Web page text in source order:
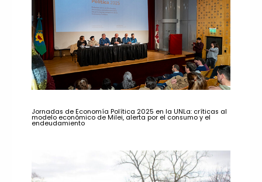
Jornadas de Economía Política 2025 en la UNLa: críticas al
modelo económico de Milei, alerta por el consumo y el
endeudamiento